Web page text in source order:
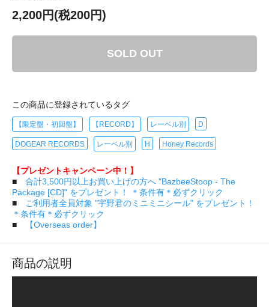
2,200円(税200円)
SOLD OUT
この商品に登録されているタグ
【限定盤・初回盤】 【RECORD】 レーベル別 D
DOGEAR RECORDS レーベル別 H Honey Records
【プレゼントキャンペーン中！】
■ 合計3,500円以上お買い上げの方へ "BazbeeStoop - The
Package [CD]" をプレゼント！ ＊条件有＊必ずクリック
■
ご利用者全員対象 "宇野君のミニミニシール" をプレゼント！
＊条件有＊必ずクリック
■
【Overseas order】
商品の説明